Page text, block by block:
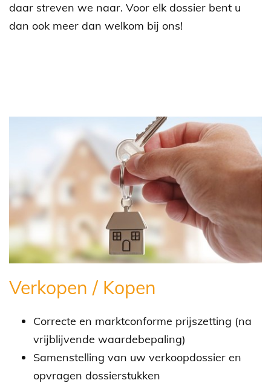
daar streven we naar. Voor elk dossier bent u
dan ook meer dan welkom bij ons!
Verkopen / Kopen
Correcte en marktconforme prijszetting (na
vrijblijvende waardebepaling)
Samenstelling van uw verkoopdossier en
opvragen dossierstukken